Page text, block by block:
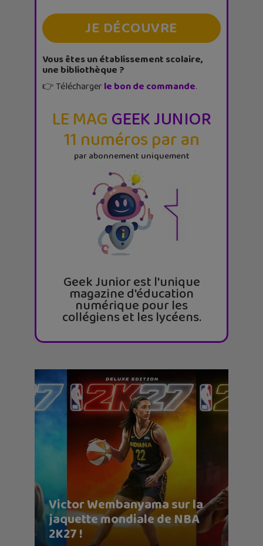
JE DÉCOUVRE
Vous êtes un établissement scolaire,
une bibliothèque ?
👉 Téléchargerle bon de commande.
LE MAGGEEK JUNIOR
11 numéros par an
par abonnement uniquement
Geek Junior est l'unique
magazine d'éducation
numérique pour les
collégiens et les lycéens.
Victor Wembanyama sur la
jaquette mondiale de NBA
2K27 !